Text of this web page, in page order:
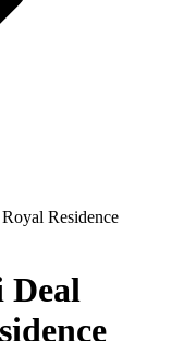
Residence
Deal